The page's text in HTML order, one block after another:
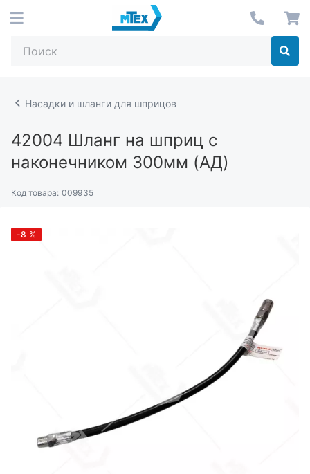
Насадки и шланги для шприцов
42004 Шланг на шприц с
наконечником 300мм (АД)
Код товара: 009935
-8 %